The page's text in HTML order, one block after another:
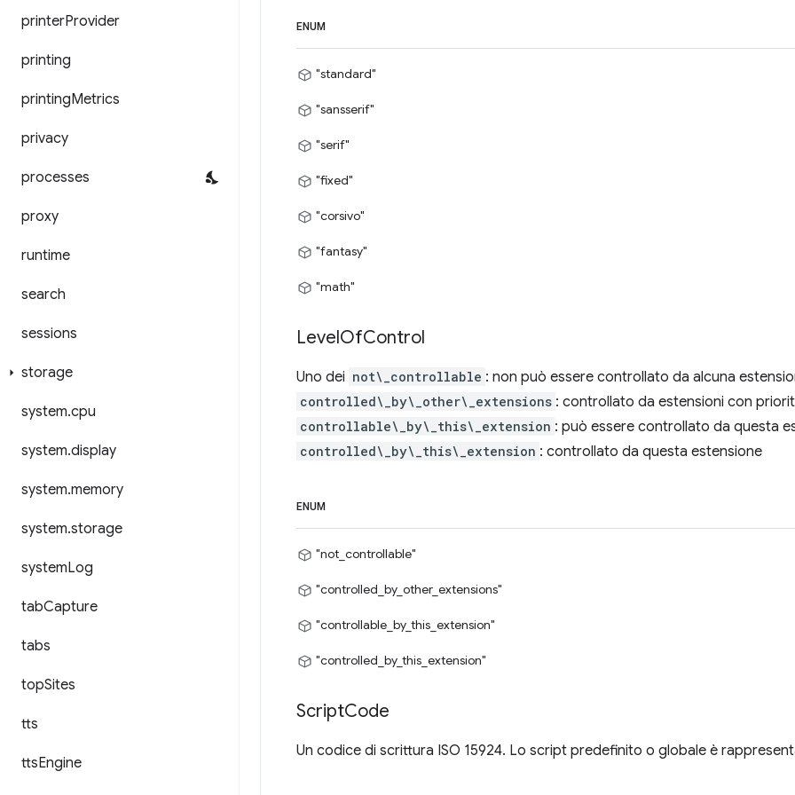
printerProvider
printing
printingMetrics
privacy
processes
proxy
runtime
search
sessions
storage
system.cpu
system.display
system.memory
system.storage
systemLog
tabCapture
tabs
topSites
tts
ttsEngine
ENUM
"standard"
"sansserif"
"serif"
"fixed"
"corsivo"
"fantasy"
"math"
LevelOfControl
Uno dei not\_controllable : non può essere controllato da alcuna
controlled\_by\_other\_extensions : controllato da estensioni con
controllable\_by\_this\_extension : può essere controllato da questa
controlled\_by\_this\_extension : controllato da questa estensione
ENUM
"not_controllable"
"controlled_by_other_extensions"
"controllable_by_this_extension"
"controlled_by_this_extension"
ScriptCode
Un codice di scrittura ISO 15924. Lo script predefinito o globale è